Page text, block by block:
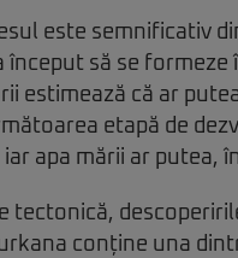
este semnificativ
început să se
estimează că ar
etapă de
iar apa mării ar putea,
tectonică,
conține una